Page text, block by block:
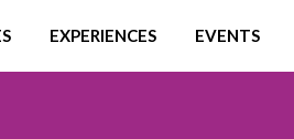
EXPERIENCES EVENTS